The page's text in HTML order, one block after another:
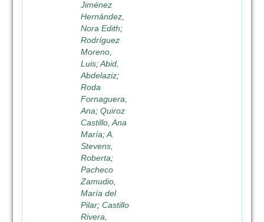
Jiménez
Hernández,
Nora Edith;
Rodríguez
Moreno,
Luis;Abid,
Abdelaziz;
Roda
Fornaguera,
Ana; Quiroz
Castillo, Ana
María;A.
Stevens,
Roberta;
Pacheco
Zamudio,
María del
Pilar; Castillo
Rivera,